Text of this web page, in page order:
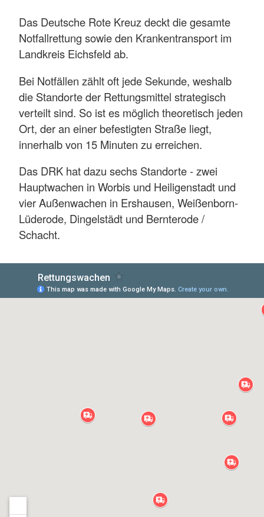
Das Deutsche Rote Kreuz deckt die gesamte
Notfallrettung sowie den Krankentransport im
Landkreis Eichsfeld ab.
Bei Notfällen zählt oft jede Sekunde, weshalb
die Standorte der Rettungsmittel strategisch
verteilt sind. So ist es möglich theoretisch jeden
Ort, der an einer befestigten Straße liegt,
innerhalb von 15 Minuten zu erreichen.
Das DRK hat dazu sechs Standorte - zwei
Hauptwachen in Worbis und Heiligenstadt und
vier Außenwachen in Ershausen, Weißenborn-
Lüderode, Dingelstädt und Bernterode /
Schacht.